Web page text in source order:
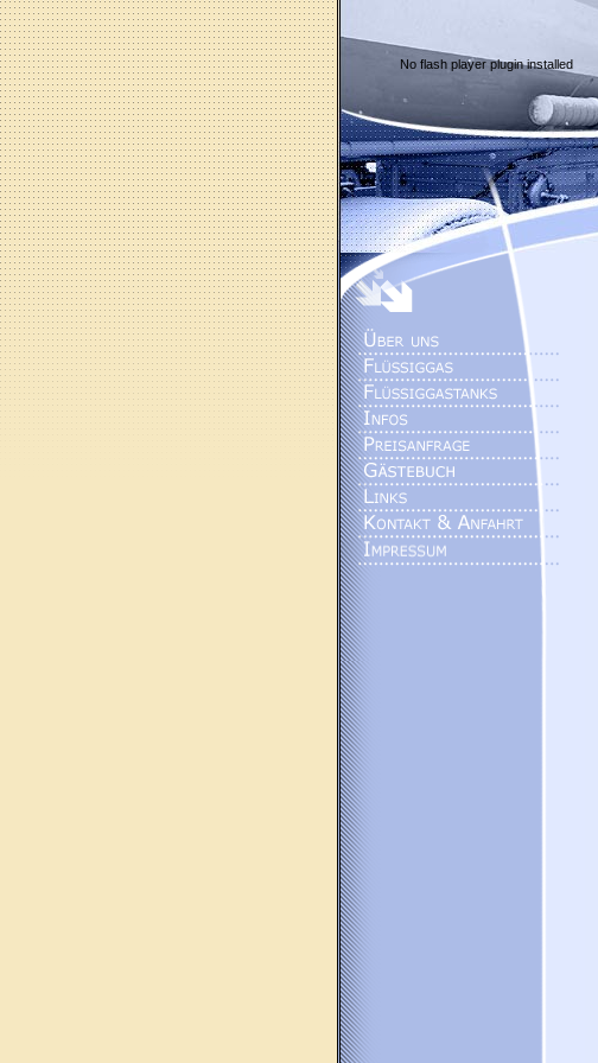
No flash player plugin installed